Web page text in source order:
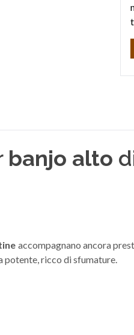
banjo alto
accompagnano ancora
potente, ricco di sfumature.